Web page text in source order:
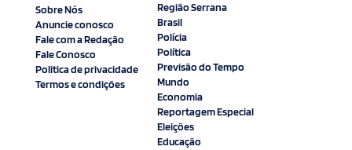
Sobre Nós
Anuncie conosco
Fale com a Redação
Fale Conosco
Politica de privacidade
Termos e condições
Região Serrana
Brasil
Polícia
Política
Previsão do Tempo
Mundo
Economia
Reportagem Especial
Eleições
Educação